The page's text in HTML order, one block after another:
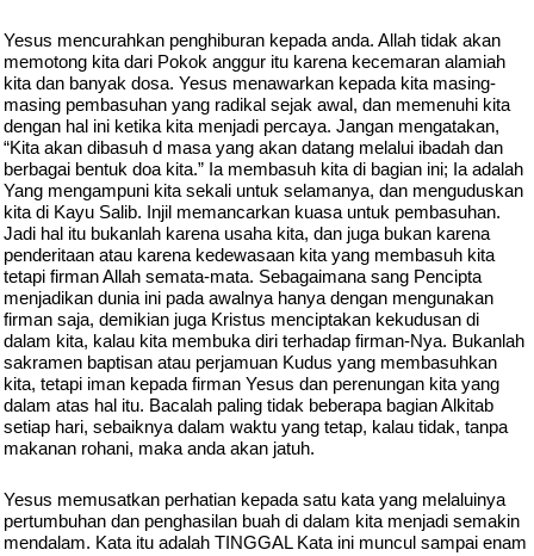
Yesus mencurahkan penghiburan kepada anda. Allah tidak akan
memotong kita dari Pokok anggur itu karena kecemaran alamiah
kita dan banyak dosa. Yesus menawarkan kepada kita masing-
masing pembasuhan yang radikal sejak awal, dan memenuhi kita
dengan hal ini ketika kita menjadi percaya. Jangan mengatakan,
“Kita akan dibasuh d masa yang akan datang melalui ibadah dan
berbagai bentuk doa kita.” Ia membasuh kita di bagian ini; Ia adalah
Yang mengampuni kita sekali untuk selamanya, dan menguduskan
kita di Kayu Salib. Injil memancarkan kuasa untuk pembasuhan.
Jadi hal itu bukanlah karena usaha kita, dan juga bukan karena
penderitaan atau karena kedewasaan kita yang membasuh kita
tetapi firman Allah semata-mata. Sebagaimana sang Pencipta
menjadikan dunia ini pada awalnya hanya dengan mengunakan
firman saja, demikian juga Kristus menciptakan kekudusan di
dalam kita, kalau kita membuka diri terhadap firman-Nya. Bukanlah
sakramen baptisan atau perjamuan Kudus yang membasuhkan
kita, tetapi iman kepada firman Yesus dan perenungan kita yang
dalam atas hal itu. Bacalah paling tidak beberapa bagian Alkitab
setiap hari, sebaiknya dalam waktu yang tetap, kalau tidak, tanpa
makanan rohani, maka anda akan jatuh.
Yesus memusatkan perhatian kepada satu kata yang melaluinya
pertumbuhan dan penghasilan buah di dalam kita menjadi semakin
mendalam. Kata itu adalah TINGGAL Kata ini muncul sampai enam